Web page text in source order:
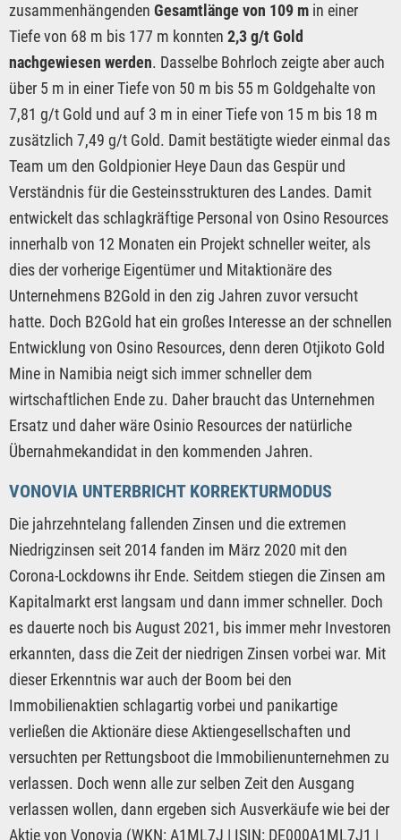
zusammenhängenden Gesamtlänge von 109 m in einer
Tiefe von 68 m bis 177 m konnten 2,3 g/t Gold
nachgewiesen werden. Dasselbe Bohrloch zeigte aber auch
über 5 m in einer Tiefe von 50 m bis 55 m Goldgehalte von
7,81 g/t Gold und auf 3 m in einer Tiefe von 15 m bis 18 m
zusätzlich 7,49 g/t Gold. Damit bestätigte wieder einmal das
Team um den Goldpionier Heye Daun das Gespür und
Verständnis für die Gesteinsstrukturen des Landes. Damit
entwickelt das schlagkräftige Personal von Osino Resources
innerhalb von 12 Monaten ein Projekt schneller weiter, als
dies der vorherige Eigentümer und Mitaktionäre des
Unternehmens B2Gold in den zig Jahren zuvor versucht
hatte. Doch B2Gold hat ein großes Interesse an der schnellen
Entwicklung von Osino Resources, denn deren Otjikoto Gold
Mine in Namibia neigt sich immer schneller dem
wirtschaftlichen Ende zu. Daher braucht das Unternehmen
Ersatz und daher wäre Osinio Resources der natürliche
Übernahmekandidat in den kommenden Jahren.
VONOVIA UNTERBRICHT KORREKTURMODUS
Die jahrzehntelang fallenden Zinsen und die extremen
Niedrigzinsen seit 2014 fanden im März 2020 mit den
Corona-Lockdowns ihr Ende. Seitdem stiegen die Zinsen am
Kapitalmarkt erst langsam und dann immer schneller. Doch
es dauerte noch bis August 2021, bis immer mehr Investoren
erkannten, dass die Zeit der niedrigen Zinsen vorbei war. Mit
dieser Erkenntnis war auch der Boom bei den
Immobilienaktien schlagartig vorbei und panikartige
verließen die Aktionäre diese Aktiengesellschaften und
versuchten per Rettungsboot die Immobilienunternehmen zu
verlassen. Doch wenn alle zur selben Zeit den Ausgang
verlassen wollen, dann ergeben sich Ausverkäufe wie bei der
Aktie von Vonovia (WKN: A1ML7J | ISIN: DE000A1ML7J1 |